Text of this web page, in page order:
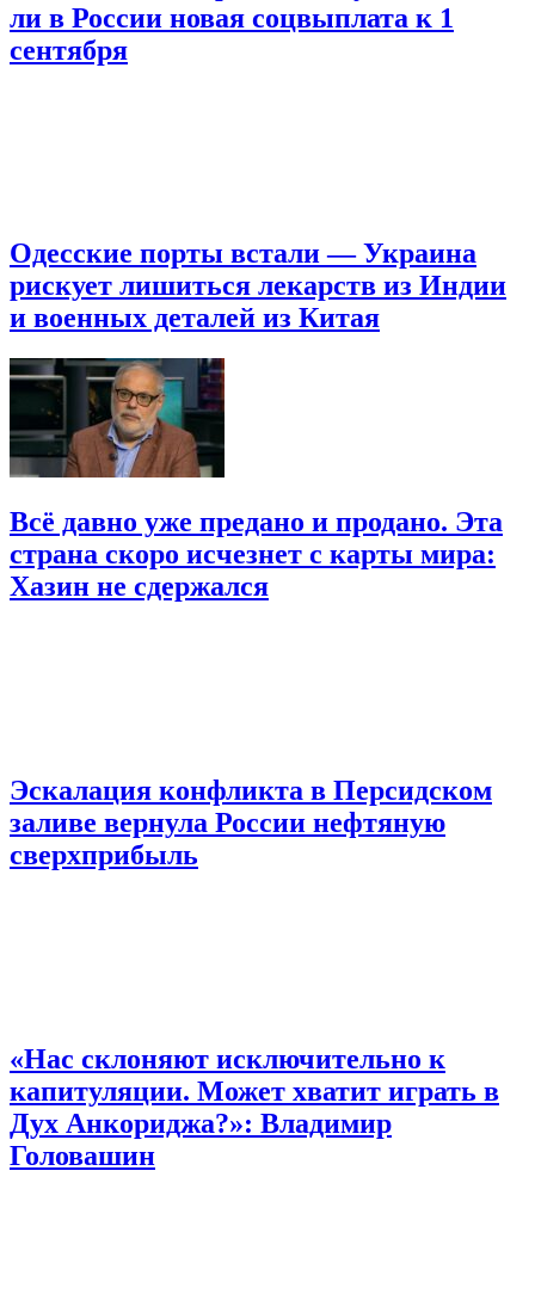
ли в России новая соцвыплата к 1
сентября
Одесские порты встали — Украина
рискует лишиться лекарств из Индии
и военных деталей из Китая
Всё давно уже предано и продано. Эта
страна скоро исчезнет с карты мира:
Хазин не сдержался
Эскалация конфликта в Персидском
заливе вернула России нефтяную
сверхприбыль
«Нас склоняют исключительно к
капитуляции. Может хватит играть в
Дух Анкориджа?»: Владимир
Головашин